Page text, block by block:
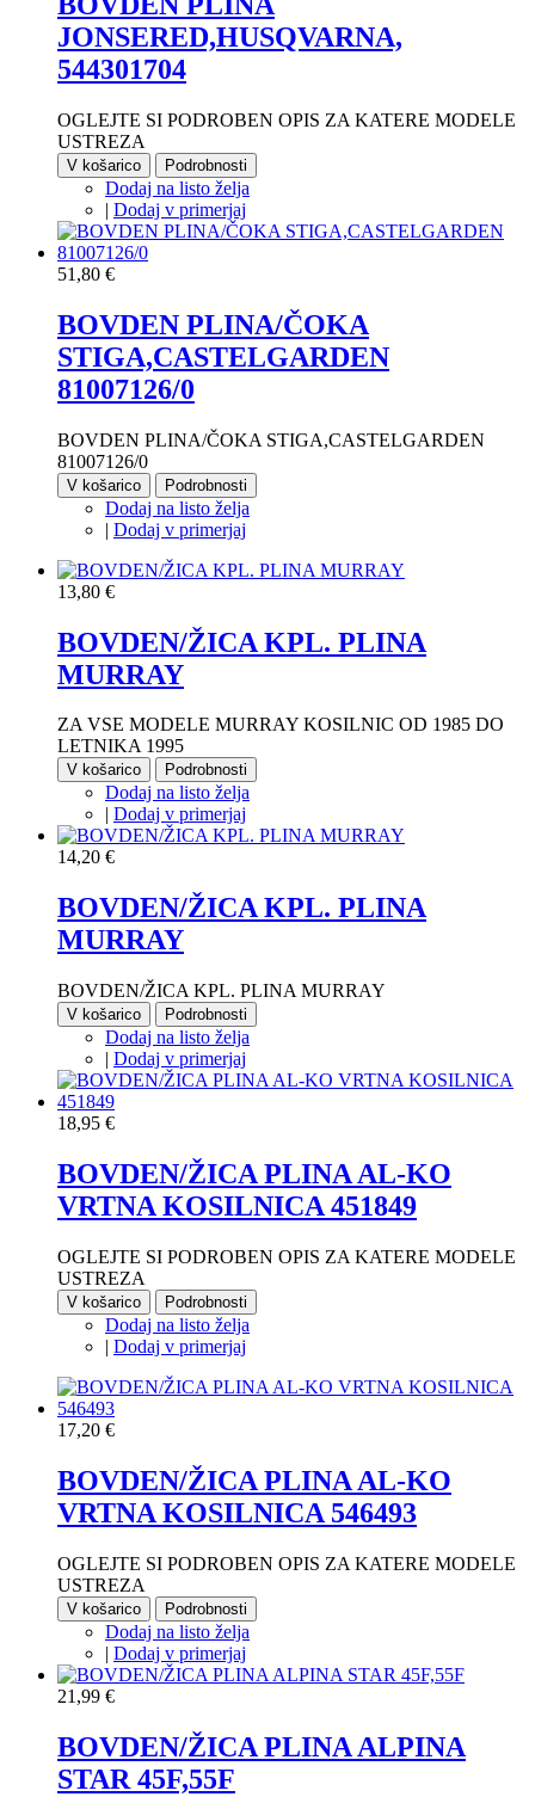
JONSERED,HUSQVARNA,
544301704
OGLEJTE SI PODROBEN OPIS ZA KATERE MODELE
USTREZA
V košarico Podrobnosti
Dodaj na listo želja
| Dodaj v primerjaj
51,80 €
BOVDEN PLINA/ČOKA
STIGA,CASTELGARDEN
81007126/0
BOVDEN PLINA/ČOKA STIGA,CASTELGARDEN
81007126/0
V košarico Podrobnosti
Dodaj na listo želja
| Dodaj v primerjaj
13,80 €
BOVDEN/ŽICA KPL. PLINA
MURRAY
ZA VSE MODELE MURRAY KOSILNIC OD 1985 DO
LETNIKA 1995
V košarico Podrobnosti
Dodaj na listo želja
| Dodaj v primerjaj
14,20 €
BOVDEN/ŽICA KPL. PLINA
MURRAY
BOVDEN/ŽICA KPL. PLINA MURRAY
V košarico Podrobnosti
Dodaj na listo želja
| Dodaj v primerjaj
18,95 €
BOVDEN/ŽICA PLINA AL-KO
VRTNA KOSILNICA 451849
OGLEJTE SI PODROBEN OPIS ZA KATERE MODELE
USTREZA
V košarico Podrobnosti
Dodaj na listo želja
| Dodaj v primerjaj
17,20 €
BOVDEN/ŽICA PLINA AL-KO
VRTNA KOSILNICA 546493
OGLEJTE SI PODROBEN OPIS ZA KATERE MODELE
USTREZA
V košarico Podrobnosti
Dodaj na listo želja
| Dodaj v primerjaj
21,99 €
BOVDEN/ŽICA PLINA ALPINA
STAR 45F,55F